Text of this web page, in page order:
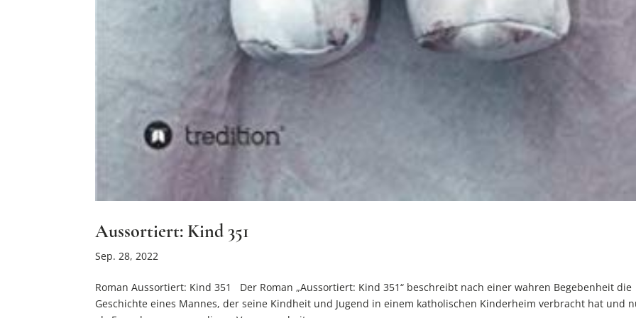
Aussortiert: Kind 351
Sep. 28, 2022
Roman Aussortiert: Kind 351 Der Roman „Aussortiert: Kind 351“ beschreibt nach einer wahren Begebenheit die
Geschichte eines Mannes, der seine Kindheit und Jugend in einem katholischen Kinderheim verbracht hat und